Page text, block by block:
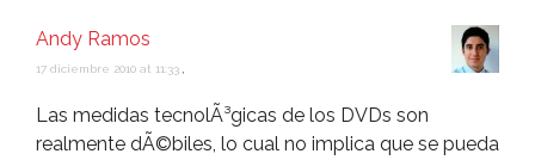
Andy Ramos
17 diciembre 2010 at 11:33
Las medidas tecnolÃ³gicas de los DVDs son
realmente dÃ©biles, lo cual no implica que se pueda